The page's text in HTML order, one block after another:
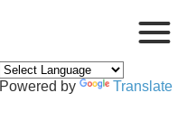
Powered by Translate